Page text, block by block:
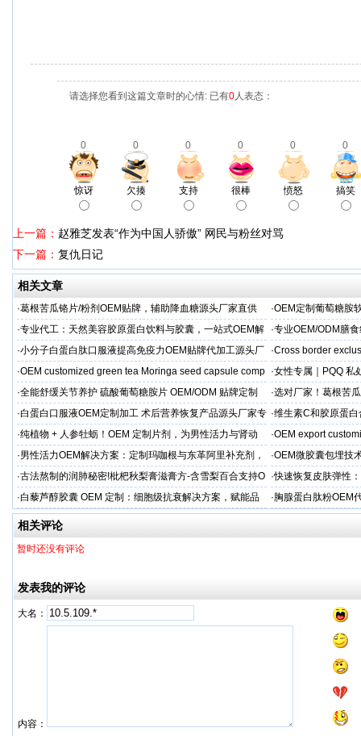
请选择您看到这篇文章时的心情: 已有0人表态：
0 0 0 0 0 0
惊讶 欠揍 支持 很棒 愤怒 搞笑
上一篇： 赵雅芝发表“作为中国人骄傲” 网民与粉丝对骂
下一篇： 复仇日记
相关文章
·葛根苦瓜铬片/粉剂OEM贴牌，辅助降血糖源头厂家直供 ·OEM定制葡萄糖胺
·专业代工：天然美容胶原蛋白饮料与胶囊，一站式OEM解
决方案，助力外贸客户全球市场
·专业OEM/ODM膳
保障
·小分子白蛋白肽口服液提高免疫力OEM贴牌代加工源头厂
家直供
·Cross border
·OEM customized green tea Moringa seed capsule comp ·女性专属｜PQQ 私
贸专供
·全能舒缓关节养护 硫酸葡萄糖胺片 OEM/ODM 贴牌定制
按需定制
·选对厂家！葛根苦
·白蛋白口服液OEM定制加工 术后营养恢复产品源头厂家专
属服务
·维生素C和胶原蛋
·纯植物 + 人参牡蛎！OEM 定制片剂，为男性活力与肾动
力保驾护航
·OEM export
·男性活力OEM解决方案：定制玛咖根与东革阿里补充剂，
出口市场专属
·OEM微胶囊包埋技
代工定制
·古法熬制的润肺秘密!枇杷秋梨膏滋膏方-含雪梨百合支持O
EM加工
·快速恢复皮肤弹性
美肌补充剂专业代工
·白藜芦醇胶囊 OEM 定制：细胞级抗衰解决方案，赋能品
牌精准布局大健康
· 胸腺蛋白肽粉OEM
力健康产品快速上市
相关评论
暂时还没有评论
发表我的评论
大名：
内容：